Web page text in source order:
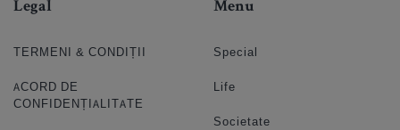
Legal
TERMENI & CONDIȚII
ACORD DE
CONFIDENȚIALITATE
Menu
Special
Life
Societate